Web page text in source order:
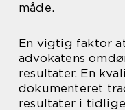
måde.
En vigtig faktor
advokatens
resultater. En
dokumenteret
resultater i